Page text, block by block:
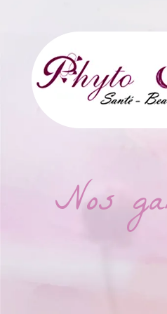
Nos